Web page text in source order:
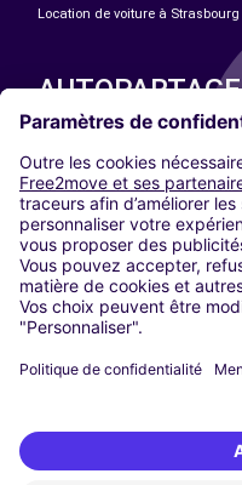
Location de voiture à Strasbourg
AUTOPARTAGE
Paris
Madrid
Washington DC
Milan
Rome
Turin
Vienne
Berlin
Düsseldorf